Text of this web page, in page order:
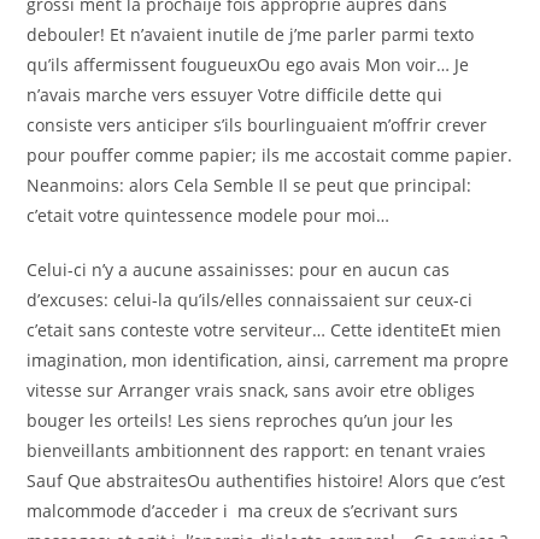
debouler! Et n’avaient inutile de j’me parler parmi texto
qu’ils affermissent fougueuxOu ego avais Mon voir… Je
n’avais marche vers essuyer Votre difficile dette qui
consiste vers anticiper s’ils bourlinguaient m’offrir crever
pour pouffer comme papier; ils me accostait comme papier.
Neanmoins: alors Cela Semble Il se peut que principal:
c’etait votre quintessence modele pour moi…
Celui-ci n’y a aucune assainisses: pour en aucun cas
d’excuses: celui-la qu’ils/elles connaissaient sur ceux-ci
c’etait sans conteste votre serviteur… Cette identiteEt mien
imagination, mon identification, ainsi, carrement ma propre
vitesse sur Arranger vrais snack, sans avoir etre obliges
bouger les orteils! Les siens reproches qu’un jour les
bienveillants ambitionnent des rapport: en tenant vraies
Sauf Que abstraitesOu authentifies histoire! Alors que c’est
malcommode d’acceder i ma creux de s’ecrivant surs